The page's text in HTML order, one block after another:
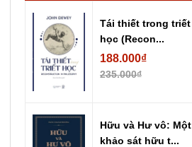
Tái thiết trong triết
học (Recon...
188.000₫
235.000₫
Hữu và Hư vô: Một
khảo sát hữu t...